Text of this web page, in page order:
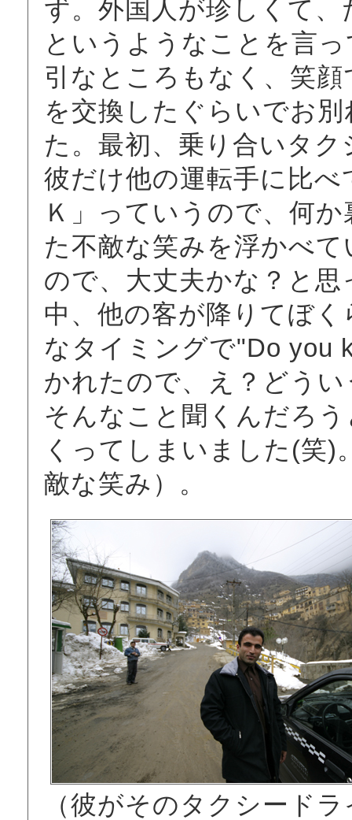
ず。外国人が珍しくて
というようなことを言
引なところもなく、笑
を交換したぐらいでお
た。最初、乗り合いタ
彼だけ他の運転手に比
Ｋ」っていうので、何
た不敵な笑みを浮かべ
ので、大丈夫かな？と
中、他の客が降りてぼ
なタイミングで"Do you
かれたので、え？どう
そんなこと聞くんだろ
くってしまいました(笑)
敵な笑み）。
（彼がそのタクシード